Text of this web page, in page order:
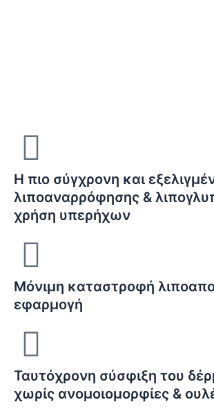
Η πιο σύγχρονη και
λιποαναρρόφησης &
χρήση υπερήχων
Μόνιμη καταστροφή
εφαρμογή
Ταυτόχρονη σύσφιξη του
χωρίς ανομοιομορφίες &